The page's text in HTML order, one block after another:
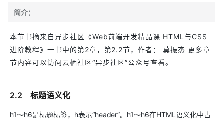
简介：
本节书摘来自异步社区《Web前端开发精品课 HTML与CSS
进阶教程》一书中的第2章，第2.2节，作者： 莫振杰 更多章
节内容可以访问云栖社区“异步社区”公众号查看。
2.2 标题语义化
h1～h6是标题标签，h表示“header”。h1～h6在HTML语义化中占